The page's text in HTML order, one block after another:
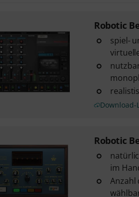
Robotic
spiel-
Download-
Robotic
im
Anzahl